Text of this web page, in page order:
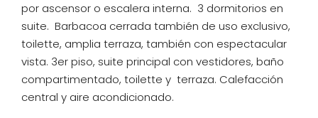
por ascensor o escalera interna. 3 dormitorios en
suite. Barbacoa cerrada también de uso exclusivo,
toilette, amplia terraza, también con espectacular
vista. 3er piso, suite principal con vestidores, baño
compartimentado, toilette y terraza. Calefacción
central y aire acondicionado.